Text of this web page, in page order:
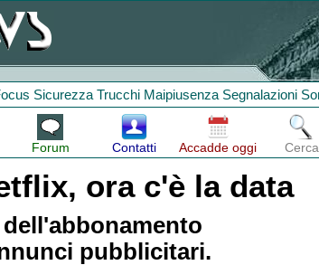
Sicurezza Trucchi Maipiusenza Segnalazioni
Forum Contatti Accadde oggi Cerca
ora c'è la data
pubblicitari.